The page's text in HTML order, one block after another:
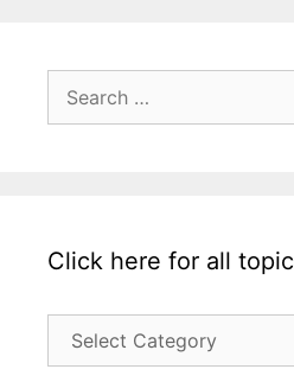
for:
Click here for all topic
here